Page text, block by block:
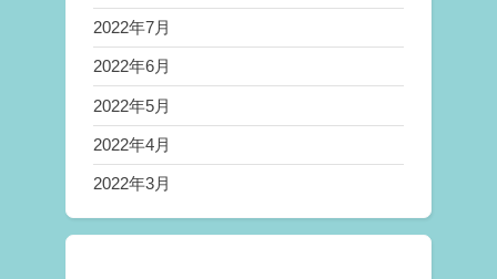
2022年7月
2022年6月
2022年5月
2022年4月
2022年3月